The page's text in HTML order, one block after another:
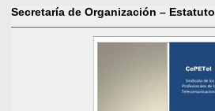
Secretaría de Organización – Estatuto